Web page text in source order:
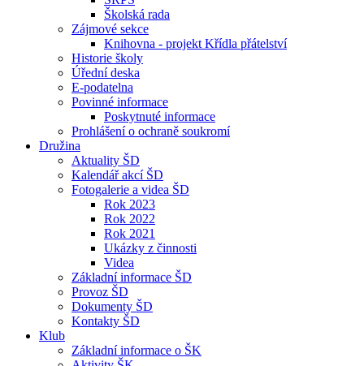
Školská rada
Zájmové sekce
Knihovna - projekt Křídla přátelství
Historie školy
Úřední deska
E-podatelna
Povinné informace
Poskytnuté informace
Prohlášení o ochraně soukromí
Družina
Aktuality ŠD
Kalendář akcí ŠD
Fotogalerie a videa ŠD
Rok 2023
Rok 2022
Rok 2021
Ukázky z činnosti
Videa
Základní informace ŠD
Provoz ŠD
Dokumenty ŠD
Kontakty ŠD
Klub
Základní informace o ŠK